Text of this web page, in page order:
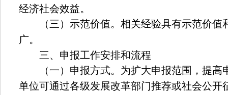
经济社会效益。
（三）示范价值。相关经验具有示范价值
广。
三、申报工作安排和流程
（一）申报方式。为扩大申报范围，提高
单位可通过各级发展改革部门推荐或社会公开